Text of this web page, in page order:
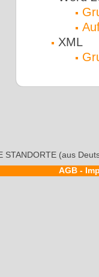
XML
STANDORTE (aus
AGB -